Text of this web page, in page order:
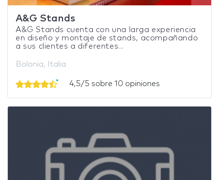
A&G Stands
A&G Stands cuenta con una larga experiencia
en diseño y montaje de stands, acompañando
a sus clientes a diferentes...
Bolonia, Italia
4,5/5 sobre 10 opiniones